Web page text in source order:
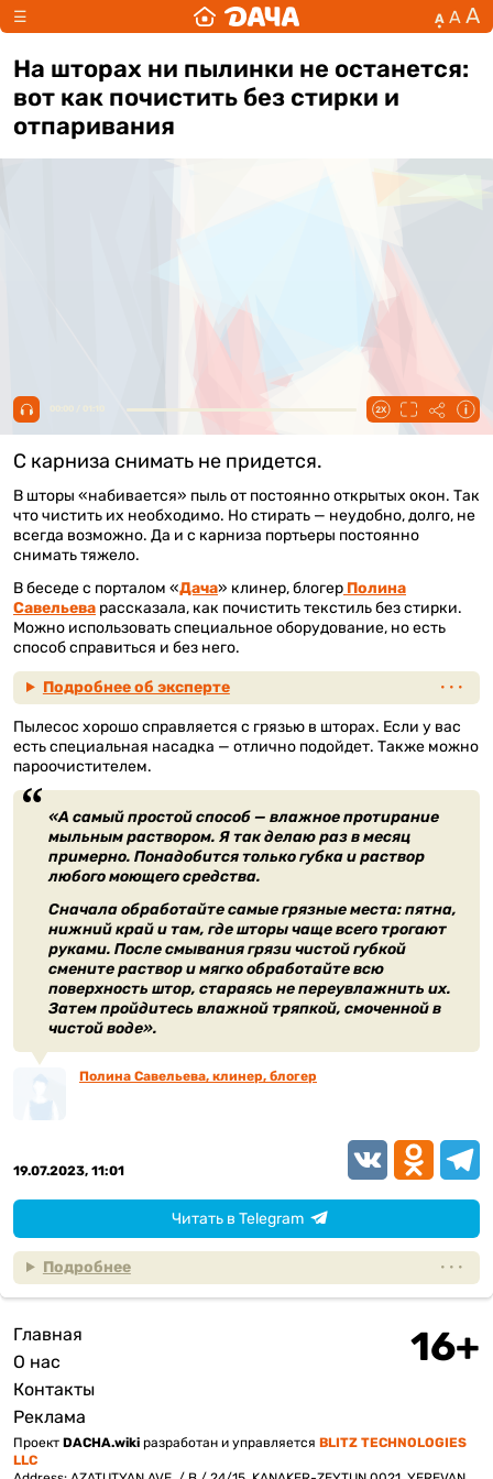
☰ А А А
На шторах ни пылинки не останется:
вот как почистить без стирки и
отпаривания
С карниза снимать не придется.
В шторы «набивается» пыль от постоянно открытых окон. Так
что чистить их необходимо. Но стирать — неудобно, долго, не
всегда возможно. Да и с карниза портьеры постоянно
снимать тяжело.
В беседе с порталом «Дача» клинер, блогер Полина
Савельева рассказала, как почистить текстиль без стирки.
Можно использовать специальное оборудование, но есть
способ справиться и без него.
Подробнее об эксперте
Пылесос хорошо справляется с грязью в шторах. Если у вас
есть специальная насадка — отлично подойдет. Также можно
пароочистителем.
«А самый простой способ — влажное протирание
мыльным раствором. Я так делаю раз в месяц
примерно. Понадобится только губка и раствор
любого моющего средства.
Сначала обработайте самые грязные места: пятна,
нижний край и там, где шторы чаще всего трогают
руками. После смывания грязи чистой губкой
смените раствор и мягко обработайте всю
поверхность штор, стараясь не переувлажнить их.
Затем пройдитесь влажной тряпкой, смоченной в
чистой воде».
Полина Савельева, клинер, блогер
19.07.2023, 11:01
VK
Читать в Telegram
Подробнее
Подвал
Главная
О нас
Контакты
Реклама
Проект DACHA.wiki разработан и управляется BLITZ TECHNOLOGIES
LLC